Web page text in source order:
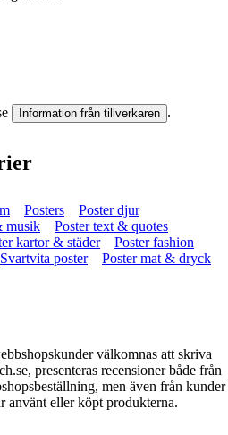
Information från tillverkaren .
Posters
Poster djur
musik
Poster text & quotes
kartor & städer
Poster fashion
Svartvita poster Poster mat & dryck
välkomnas att skriva
presenteras recensioner både från
men även från kunder
använt eller köpt produkterna.